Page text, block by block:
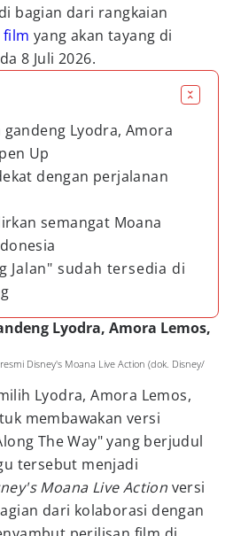
bagian dari rangkaian
film yang akan tayang di
8 Juli 2026.
Lyodra, Amora
Up
dengan perjalanan
semangat Moana
Jalan" sudah tersedia di
Lyodra, Amora Lemos,
Disney's Moana Live Action (dok. Disney/
Lyodra, Amora Lemos,
membawakan versi
The Way" yang berjudul
tersebut menjadi
Moana Live Action versi
dari kolaborasi dengan